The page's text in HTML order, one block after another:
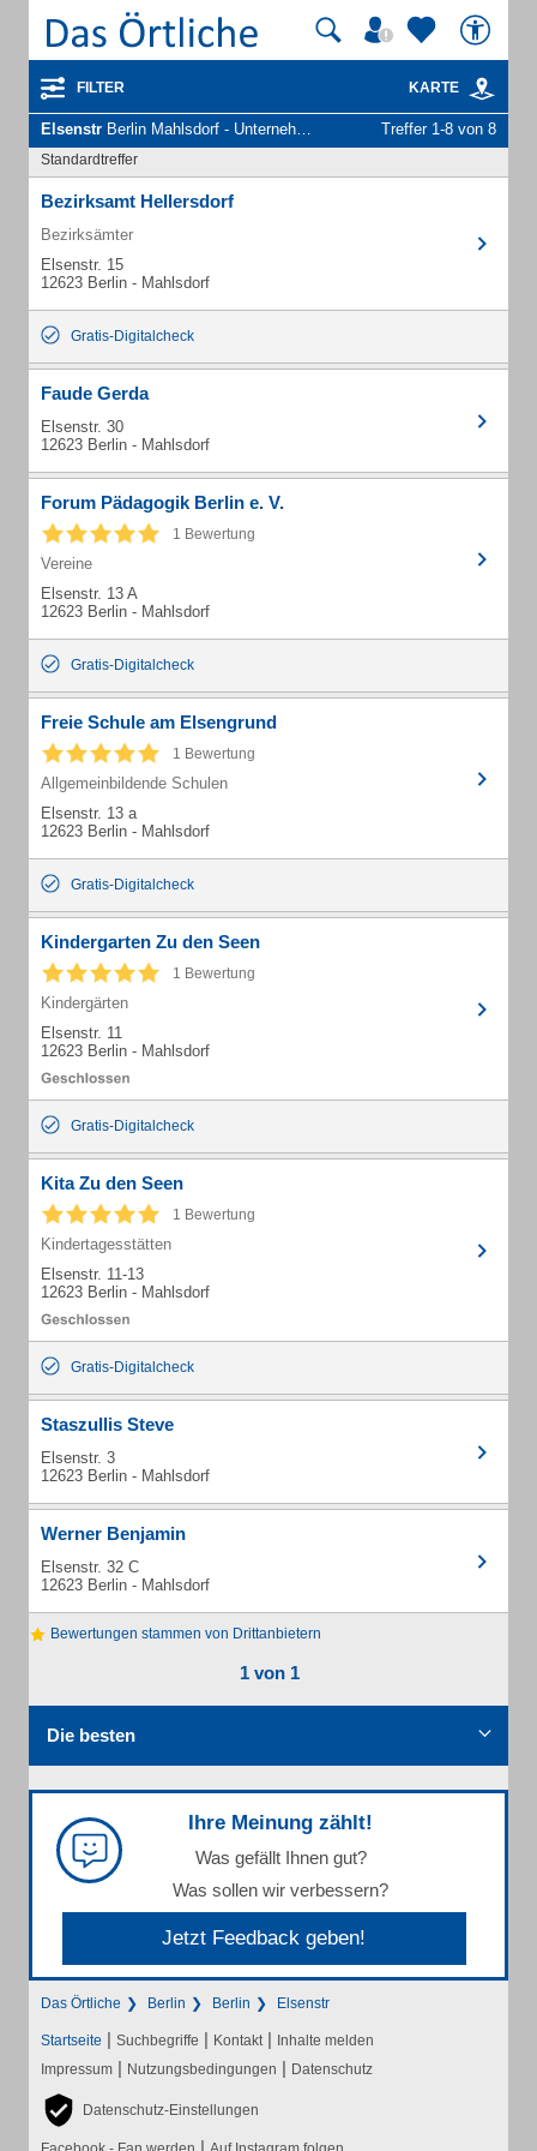
FILTER KARTE
Elsenstr Berlin Mahlsdorf - Unternehmen und Personen Treffer 1-8 von 8
Standardtreffer
Bezirksamt Hellersdorf
Bezirksämter
Elsenstr. 15
12623 Berlin - Mahlsdorf
Gratis-Digitalcheck
Faude Gerda
Elsenstr. 30
12623 Berlin - Mahlsdorf
Forum Pädagogik Berlin e. V.
1 Bewertung
Vereine
Elsenstr. 13 A
12623 Berlin - Mahlsdorf
Gratis-Digitalcheck
Freie Schule am Elsengrund
1 Bewertung
Allgemeinbildende Schulen
Elsenstr. 13 a
12623 Berlin - Mahlsdorf
Gratis-Digitalcheck
Kindergarten Zu den Seen
1 Bewertung
Kindergärten
Elsenstr. 11
12623 Berlin - Mahlsdorf
Gratis-Digitalcheck
Kita Zu den Seen
1 Bewertung
Kindertagesstätten
Elsenstr. 11-13
12623 Berlin - Mahlsdorf
Gratis-Digitalcheck
Staszullis Steve
Elsenstr. 3
12623 Berlin - Mahlsdorf
Werner Benjamin
Elsenstr. 32 C
12623 Berlin - Mahlsdorf
Bewertungen stammen von Drittanbietern
1 von 1
Die besten
Ihre Meinung zählt!
Was gefällt Ihnen gut?
Was sollen wir verbessern?
Jetzt Feedback geben!
Das Örtliche Berlin Berlin Elsenstr
Startseite | Suchbegriffe | Kontakt | Inhalte melden
Impressum | Nutzungsbedingungen | Datenschutz
Datenschutz-Einstellungen